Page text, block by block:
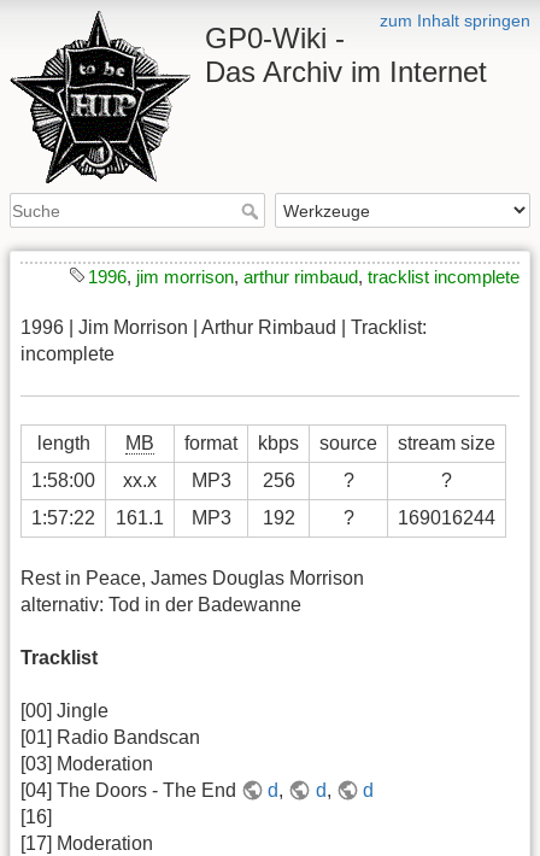
zum Inhalt springen
GP0-Wiki -
Das Archiv im Internet
1996, jim morrison, arthur rimbaud, tracklist incomplete
1996 | Jim Morrison | Arthur Rimbaud | Tracklist:
incomplete
length MB format kbps source
stream size
1:58:00
xx.x MP3 256 ?
?
1:57:22
161.1 MP3 192 ? 169016244
Rest in Peace, James Douglas Morrison
alternativ: Tod in der Badewanne
Tracklist
[00] Jingle
[01] Radio Bandscan
[03] Moderation
[04] The Doors - The End
d, d,
d
[16]
[17] Moderation